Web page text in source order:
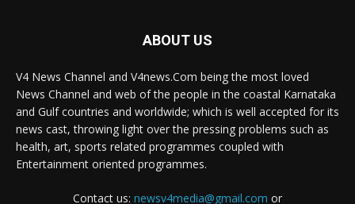
ABOUT US
V4 News Channel and V4news.Com being the most loved
News Channel and web of the people in the coastal Karnataka
and Gulf countries and worldwide; which is well accepted for its
news cast, throwing light over the pressing problems such as
health, art, sports related programmes coupled with
Entertainment oriented programmes.
Contact us: newsv4media@gmail.com or